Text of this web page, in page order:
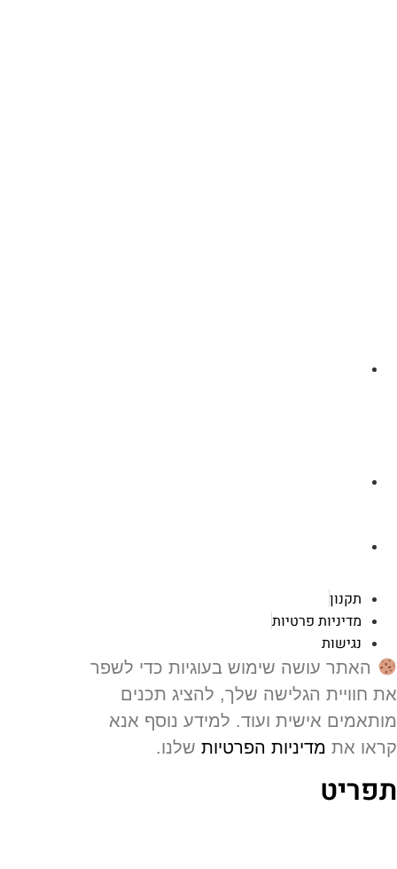
תקנון
מדיניות פרטיות
נגישות
האתר עושה שימוש בעוגיות כדי לשפר
חוויית הגלישה שלך, להציג תכנים
אישית ועוד. למידע נוסף אנא
אתמדיניות הפרטיותשלנו.